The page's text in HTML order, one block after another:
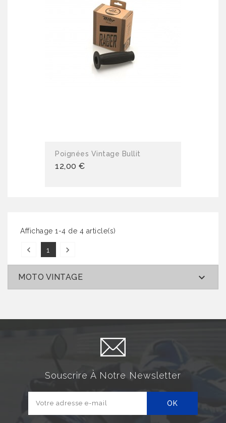
Poignées Vintage Bullit
12,00 €
Affichage 1-4 de 4 article(s)
 1 
MOTO VINTAGE 
Souscrire À Notre Newsletter